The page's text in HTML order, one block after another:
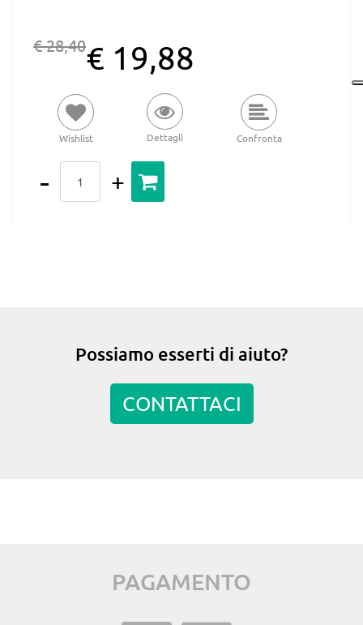
€ 28,40€ 19,88
Wishlist Dettagli Confronta
Possiamo esserti di aiuto?
CONTATTACI
PAGAMENTO